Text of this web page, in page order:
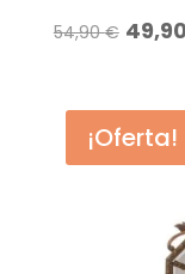
54,90€ El
era:
54,90
49,90
¡Oferta!